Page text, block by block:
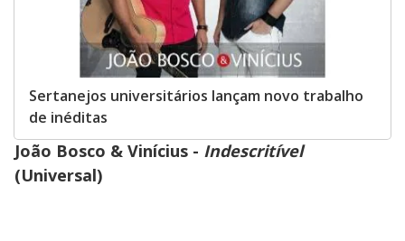
Sertanejos universitários lançam novo trabalho
de inéditas
João Bosco & Vinícius - Indescritível
(Universal)